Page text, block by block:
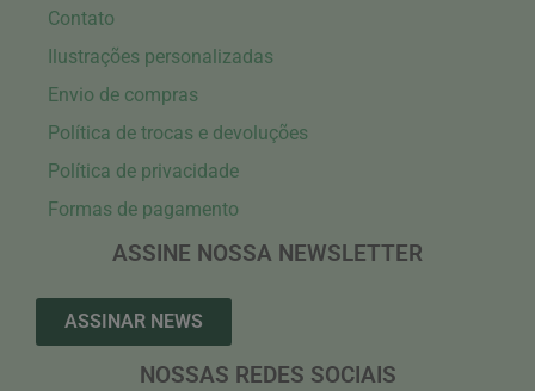
Contato
Ilustrações personalizadas
Envio de compras
Política de trocas e devoluções
Política de privacidade
Formas de pagamento
ASSINE NOSSA NEWSLETTER
ASSINAR NEWS
NOSSAS REDES SOCIAIS